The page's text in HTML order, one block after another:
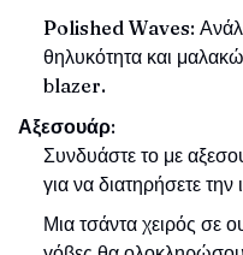
Polished Waves:
θηλυκότητα και
blazer.
Αξεσουάρ:
Συνδυάστε το με
για να διατηρήσετε
Μια τσάντα χειρός σε